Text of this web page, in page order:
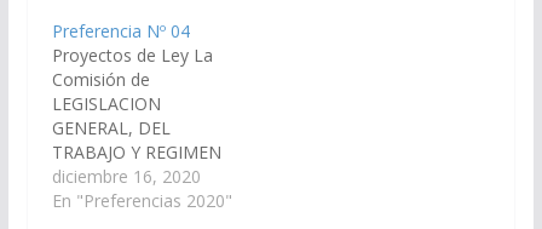
Promulgación.…
Preferencia Nº 04
Proyectos de Ley La
Comisión de
LEGISLACION
GENERAL, DEL
TRABAJO Y REGIMEN
PREVISIONAL, ha
considerado los
diciembre 16, 2020
En "Preferencias 2020"